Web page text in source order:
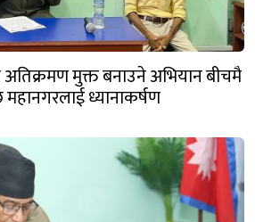
मुक्त बनाउने अभियान बीचमै
ध्यानाकर्षण